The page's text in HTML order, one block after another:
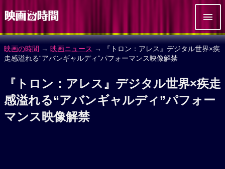
映画の時間 → 映画ニュース → 『トロン：アレス』デジタル世界×疾
走感溢れる“アバンギャルディ”パフォーマンス映像解禁
『トロン：アレス』デジタル世界×疾走
感溢れる“アバンギャルディ”パフォー
マンス映像解禁